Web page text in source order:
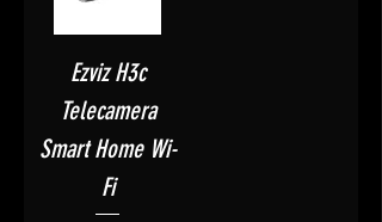
Ezviz H3c
Telecamera
Smart Home Wi-
Fi